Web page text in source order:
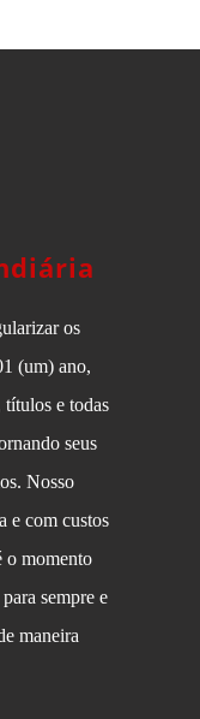
os
(um) ano,
títulos e todas
seus
Nosso
e com custos
o momento
sempre e
maneira